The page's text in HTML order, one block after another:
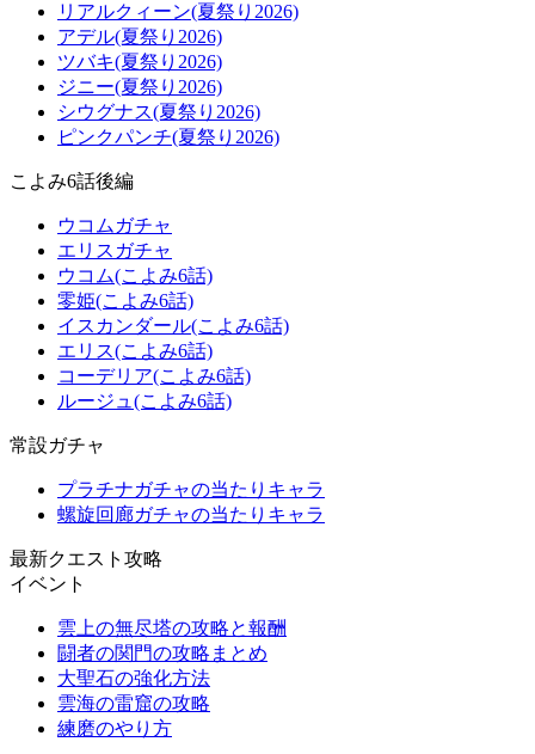
リアルクィーン(夏祭り2026)
アデル(夏祭り2026)
ツバキ(夏祭り2026)
ジニー(夏祭り2026)
シウグナス(夏祭り2026)
ピンクパンチ(夏祭り2026)
こよみ6話後編
ウコムガチャ
エリスガチャ
ウコム(こよみ6話)
零姫(こよみ6話)
イスカンダール(こよみ6話)
エリス(こよみ6話)
コーデリア(こよみ6話)
ルージュ(こよみ6話)
常設ガチャ
プラチナガチャの当たりキャラ
螺旋回廊ガチャの当たりキャラ
最新クエスト攻略
イベント
雲上の無尽塔の攻略と報酬
闘者の関門の攻略まとめ
大聖石の強化方法
雲海の雷窟の攻略
練磨のやり方